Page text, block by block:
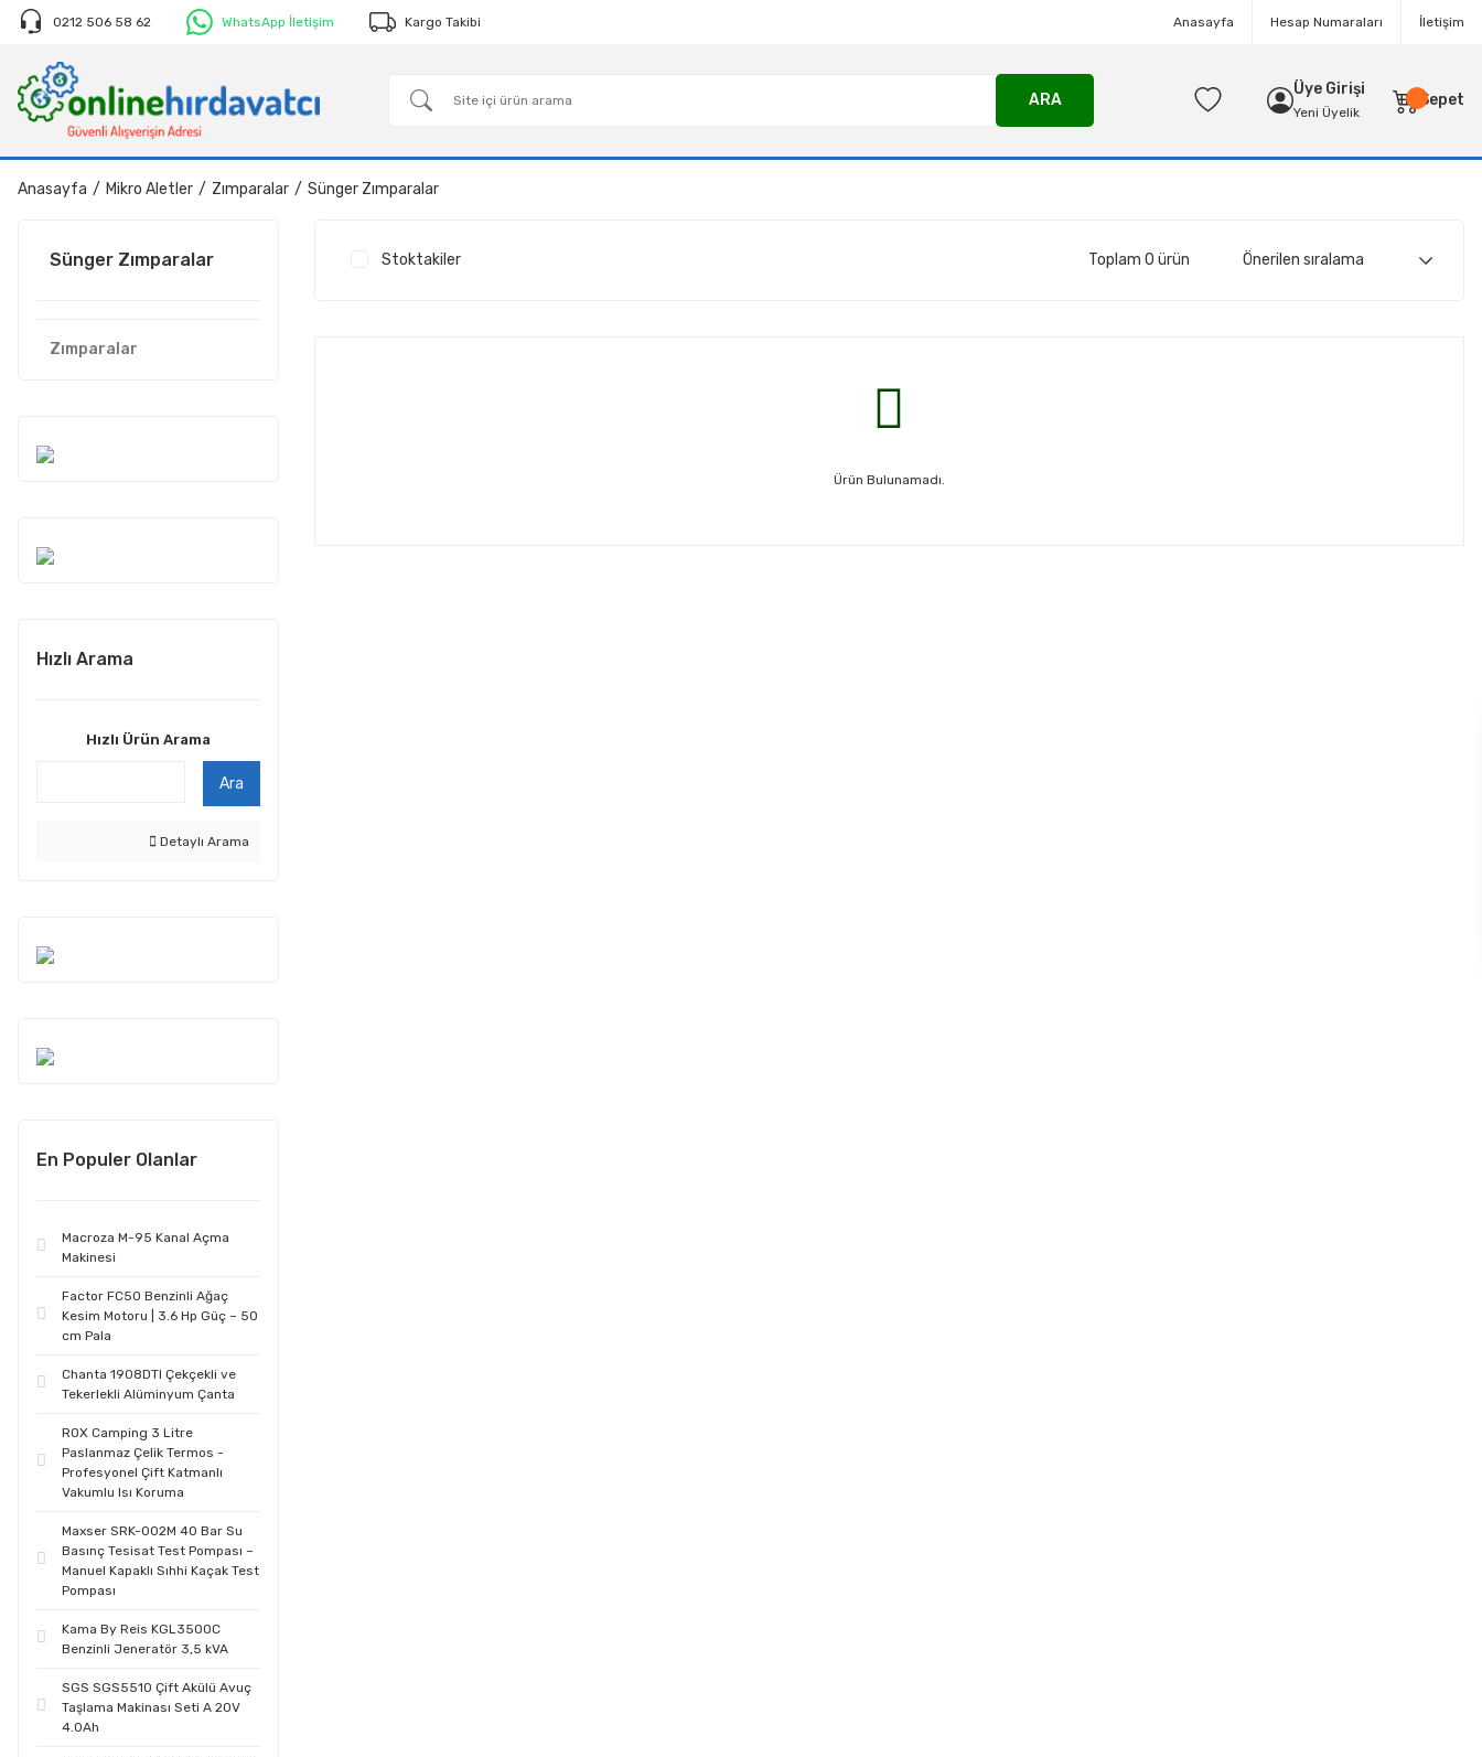
0212 506 58 62 WhatsApp İletişim Kargo Takibi Anasayfa Hesap Numaraları İletişim
ARA
Üye Girişi
Yeni Üyelik
Sepet
Anasayfa Mikro Aletler Zımparalar Sünger Zımparalar
Sünger Zımparalar
Zımparalar
Hızlı Arama
Hızlı Ürün Arama
Ara
Detaylı Arama
En Populer Olanlar
Macroza M-95 Kanal Açma
Makinesi
Factor FC50 Benzinli Ağaç
Kesim Motoru | 3.6 Hp Güç – 50
cm Pala
Chanta 1908DTI Çekçekli ve
Tekerlekli Alüminyum Çanta
ROX Camping 3 Litre
Paslanmaz Çelik Termos -
Profesyonel Çift Katmanlı
Vakumlu Isı Koruma
Maxser SRK-002M 40 Bar Su
Basınç Tesisat Test Pompası –
Manuel Kapaklı Sıhhi Kaçak Test
Pompası
Kama By Reis KGL3500C
Benzinli Jeneratör 3,5 kVA
SGS SGS5510 Çift Akülü Avuç
Taşlama Makinası Seti A 20V
4.0Ah
Stoktakiler Toplam 0 ürün
Ürün Bulunamadı.